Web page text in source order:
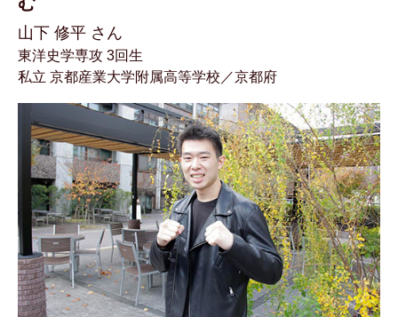
山下 修平 さん
東洋史学専攻 3回生
私立 京都産業大学附属高等学校／京都府